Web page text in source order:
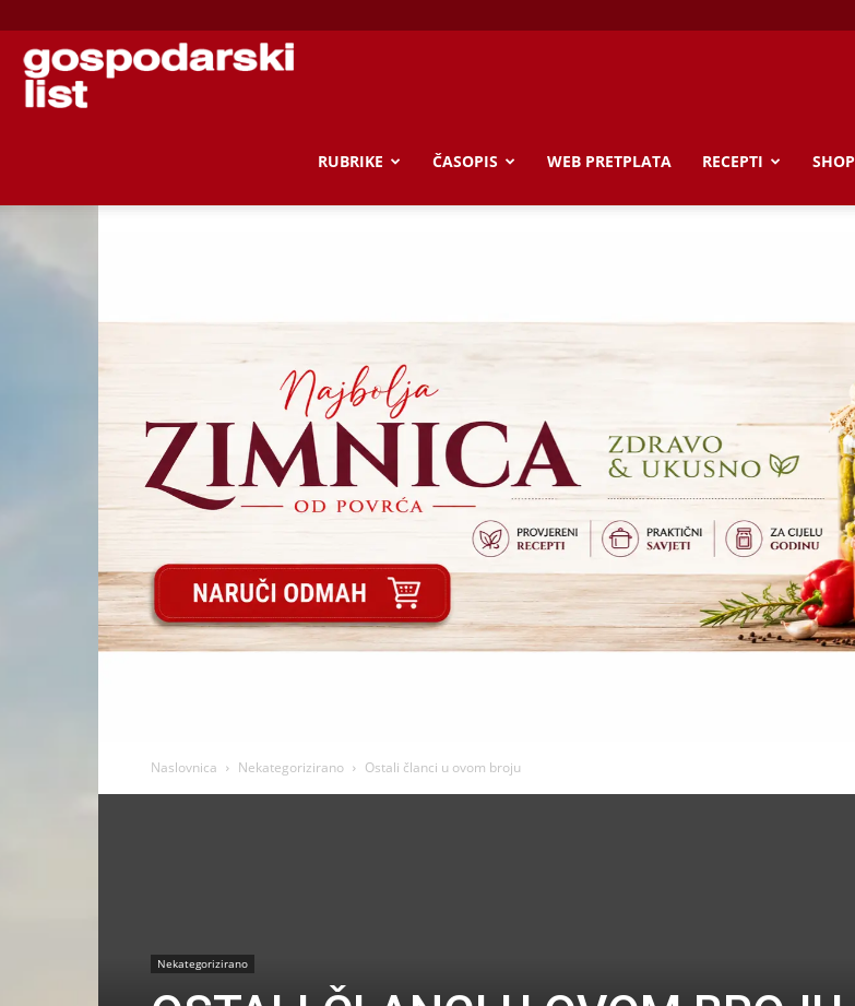
Gospodarski
RUBRIKE ČASOPIS WEB PRETPLATA RECEPTI SHOP
Naslovnica Nekategorizirano Ostali članci u ovom broju
Nekategorizirano